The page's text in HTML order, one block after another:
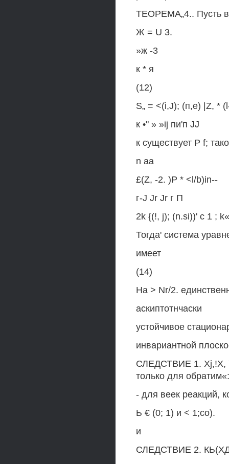
ТЕОРЕМА„4.. Пусть
Ж = U 3.
»ж -3
к * я
(12)
S„ = <(i,J); (п,е) |Z, *
к •" » »ij пи'п JJ
к существует P f;
n aa
£(Z, -2. )P * <l/b)in--
г-J Jr Jr г П
2k {(!, j); (n.si))' с 1 ;
Тогда' система
имеет
(14)
На > Nr/2.
аскиптотнчаски
устойчивое
инвариантной
СЛЕДСТВИЕ 1. Xj,!X,
только для
- для веек реакций,
Ь € (0; 1) и < 1;со).
и
СЛЕДСТВИЕ 2.